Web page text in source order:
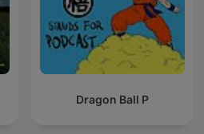
Dragon Ball P